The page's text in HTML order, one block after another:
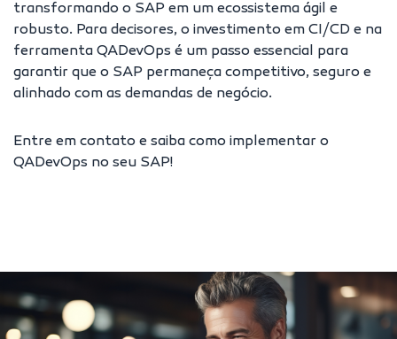
transformando o SAP em um ecossistema ágil e
robusto. Para decisores, o investimento em CI/CD e na
ferramenta QADevOps é um passo essencial para
garantir que o SAP permaneça competitivo, seguro e
alinhado com as demandas de negócio.
Entre em contato e saiba como implementar o
QADevOps no seu SAP!